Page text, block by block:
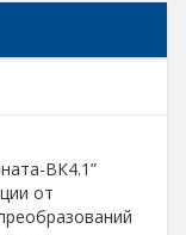
ВК4.1”
от